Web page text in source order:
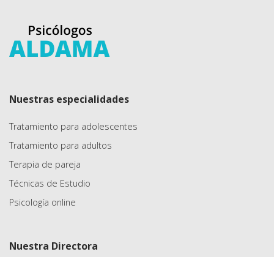
Nuestras especialidades
Tratamiento para adolescentes
Tratamiento para adultos
Terapia de pareja
Técnicas de Estudio
Psicología online
Nuestra Directora